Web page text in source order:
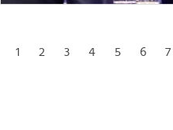
1 2 3 4 5 6 7